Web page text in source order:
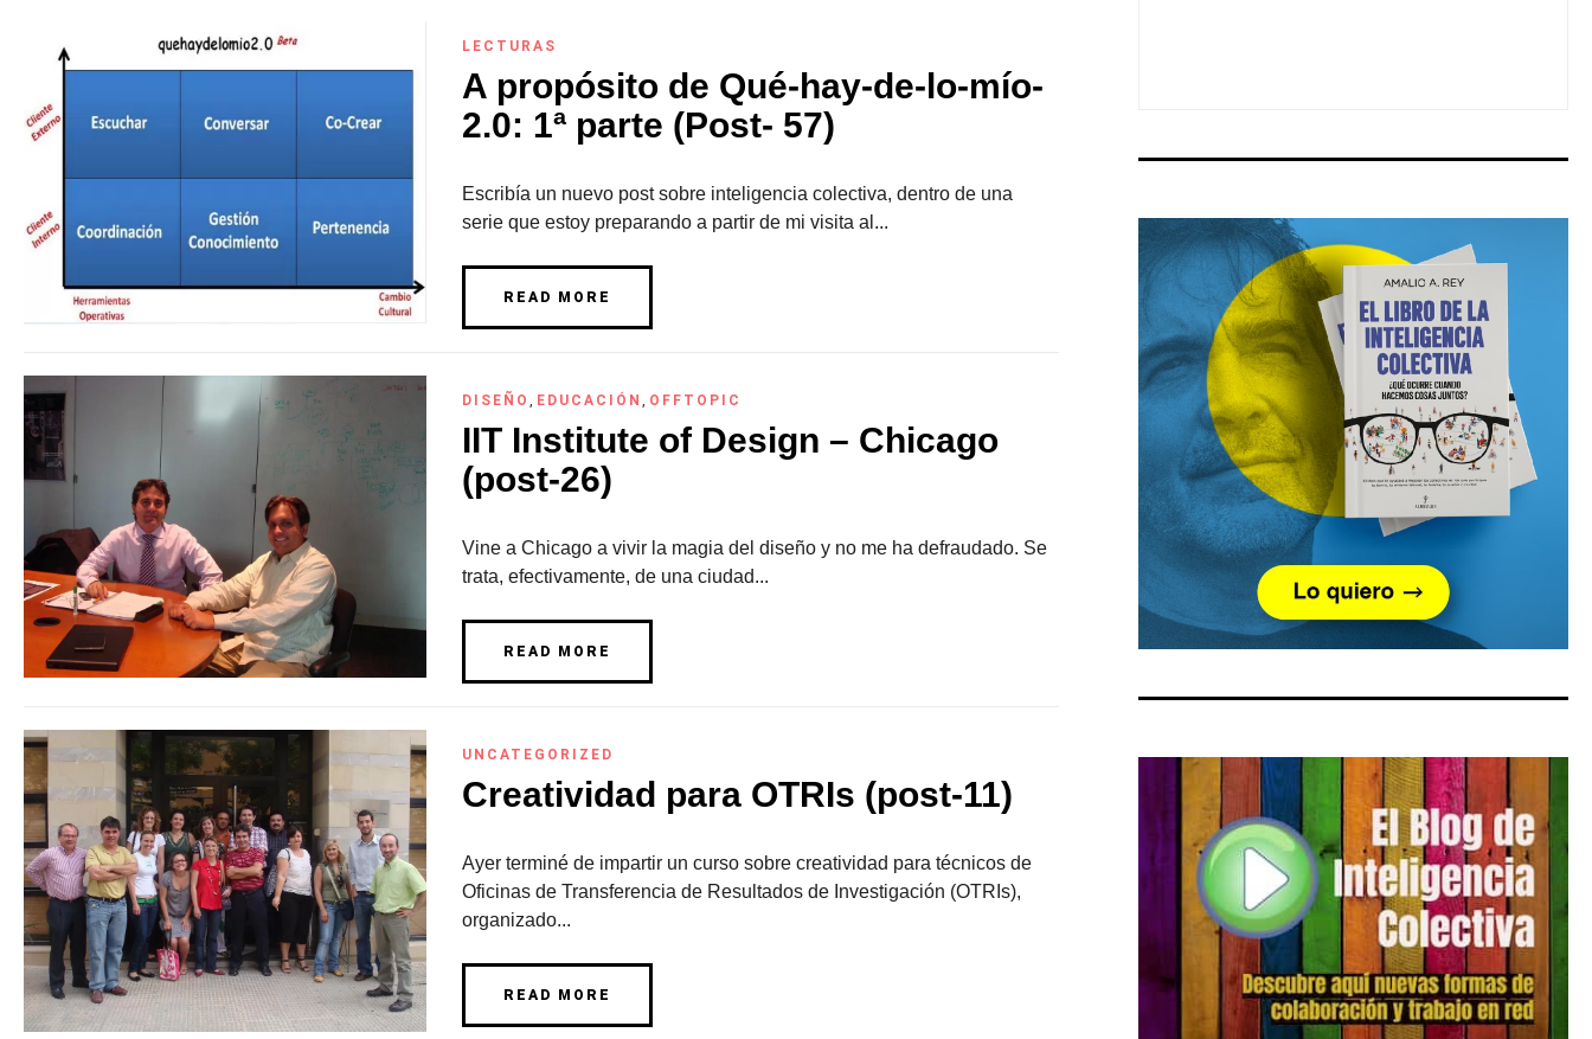
LECTURAS
A propósito de Qué-hay-de-lo-mío-
2.0: 1ª parte (Post- 57)
Escribía un nuevo post sobre inteligencia colectiva, dentro de una
serie que estoy preparando a partir de mi visita al...
READ MORE
DISEÑO , EDUCACIÓN , OFFTOPIC
IIT Institute of Design – Chicago
(post-26)
Vine a Chicago a vivir la magia del diseño y no me ha defraudado. Se
trata, efectivamente, de una ciudad...
READ MORE
UNCATEGORIZED
Creatividad para OTRIs (post-11)
Ayer terminé de impartir un curso sobre creatividad para técnicos de
Oficinas de Transferencia de Resultados de Investigación (OTRIs),
organizado...
READ MORE